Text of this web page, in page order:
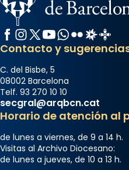
Facebook
Instagram
X / Twitter
YouTube
WhatsApp
FlickrRadio Estel
Contacto y
C. del Bisbe, 5
08002 Barcelona
Telf. 93 270 10 10
secgral@arqbcn.cat
Horario de atención al
de lunes a viernes, de 9 a 14 h.
Visitas al Archivo Diocesano:
de lunes a jueves, de 10 a 13 h.